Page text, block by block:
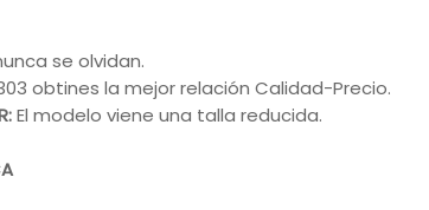
se olvidan.
obtines la mejor relación Calidad-Precio.
El modelo viene una talla reducida.